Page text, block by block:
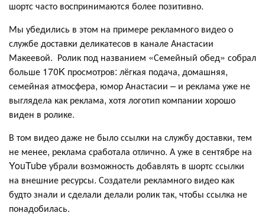
шортс часто воспринимаются более позитивно.
Мы убедились в этом на примере рекламного видео о
службе доставки деликатесов в канале Анастасии
Макеевой. Ролик под названием «Семейный обед» собрал
больше 170K просмотров: лёгкая подача, домашняя,
семейная атмосфера, юмор Анастасии – и реклама уже не
выглядела как реклама, хотя логотип компании хорошо
виден в ролике.
В том видео даже не было ссылки на службу доставки, тем
не менее, реклама сработала отлично. А уже в сентябре на
YouTube убрали возможность добавлять в шортс ссылки
на внешние ресурсы. Создатели рекламного видео как
будто знали и сделали делали ролик так, чтобы ссылка не
понадобилась.